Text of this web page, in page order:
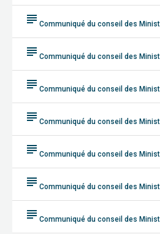
subject Communiqué du conseil des
subject Communiqué du conseil des
subject Communiqué du conseil des
subject Communiqué du conseil des
subject Communiqué du conseil des
subject Communiqué du conseil des
subject Communiqué du conseil des